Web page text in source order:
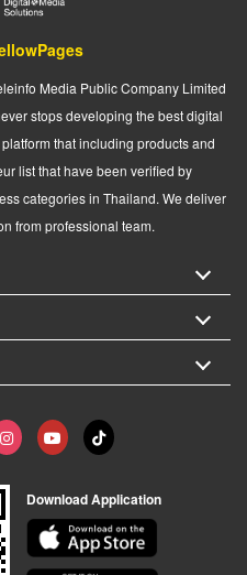
Media Public Company Limited
stops developing the best digital
that including products and
list that have been verified by
categories in Thailand. We deliver
from professional team.
Download Application